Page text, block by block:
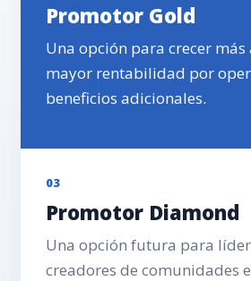
Promotor Gold
Una opción para crecer más
mayor rentabilidad por
beneficios adicionales.
03
Promotor Diamond
Una opción futura para
creadores de comunidades